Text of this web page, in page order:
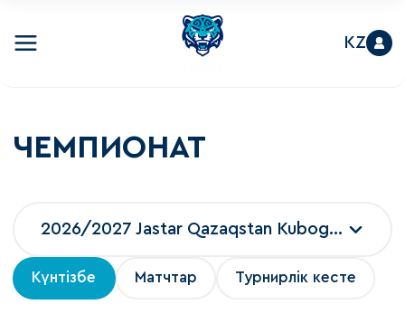
KZ
ЧЕМПИОНАТ
Күнтізбе Матчтар Турнирлік кесте
2026/2027 Jastar Qazaqstan Kubogi 2026